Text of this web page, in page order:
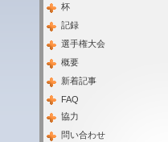
杯
記録
選手権大会
概要
新着記事
FAQ
協力
問い合わせ